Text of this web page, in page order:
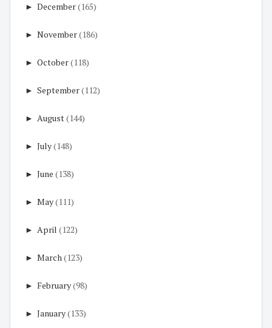
► December(165)
► November(186)
► October(118)
► September(112)
► August(144)
► July(148)
► June (138)
► May(111)
► April (122)
► March(123)
► February(98)
► January(133)